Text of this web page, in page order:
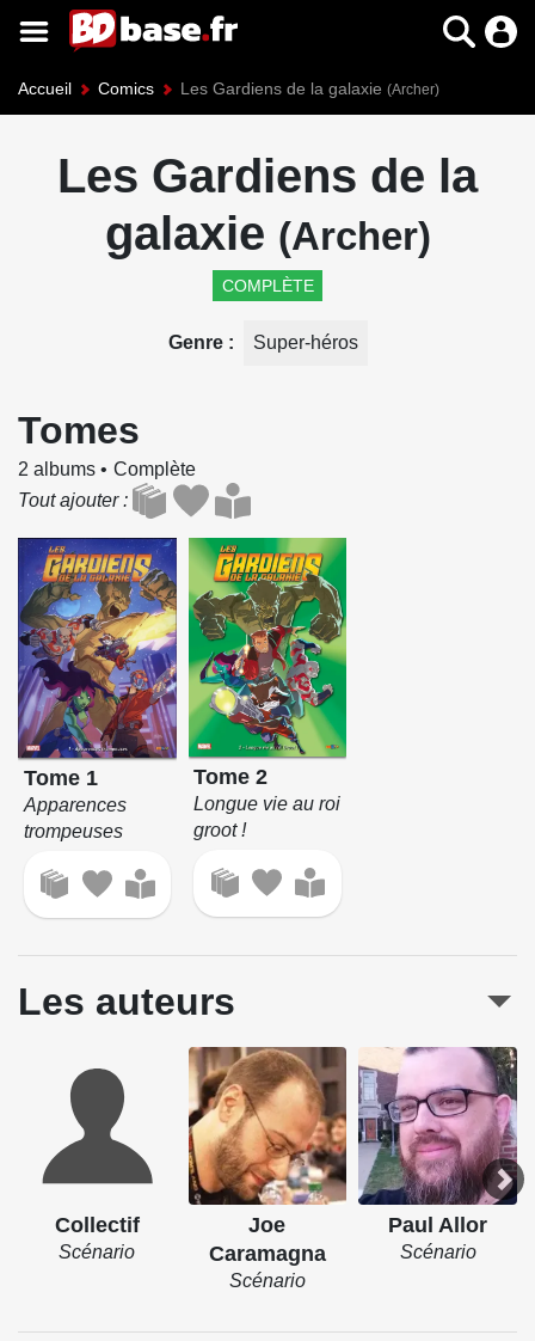
Accueil Comics Les Gardiens de la galaxie (Archer)
Les Gardiens de la
galaxie (Archer)
COMPLÈTE
Genre Super-héros
Tomes
2 albums
Complète
Tout ajouter
Tome 1
Apparences
trompeuses
Tome 2
Longue vie au roi
groot !
Les auteurs
Collectif
Scénario
Joe
Caramagna
Scénario
Paul Allor
Scénario